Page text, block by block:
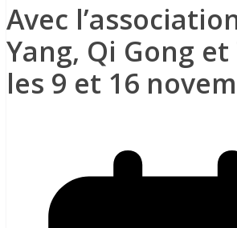
Avec
Yang, Qi Gong et
les 9 et 16